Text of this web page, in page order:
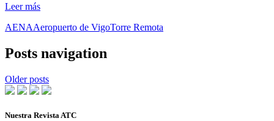
Leer más
AENAAeropuerto de VigoTorre Remota
Posts navigation
Older posts
Nuestra Revista ATC